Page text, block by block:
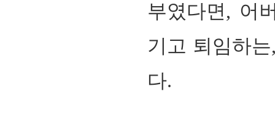
부였다면 , 어
기고 퇴임하는
다.